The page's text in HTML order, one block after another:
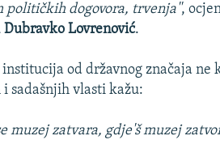
političkih dogovora, trvenja'',
Dubravko Lovrenović.
od državnog značaja ne
i sadašnjih vlasti kažu:
muzej zatvara, gdje'š muzej